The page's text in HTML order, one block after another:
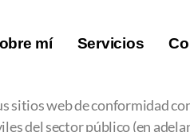
mí Servicios
sitios web de conformidad
del sector público (en